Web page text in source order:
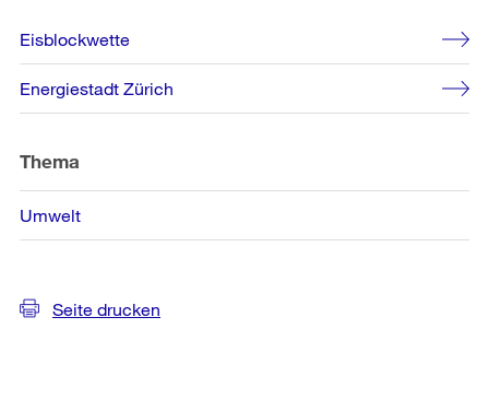
Weitere
Informationen
Eisblockwette
Energiestadt Zürich
Thema
Umwelt
Seite drucken